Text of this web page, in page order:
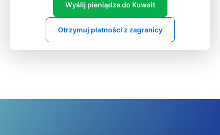
Wyślij pieniądze do Kuwait
Otrzymuj płatności z zagranicy